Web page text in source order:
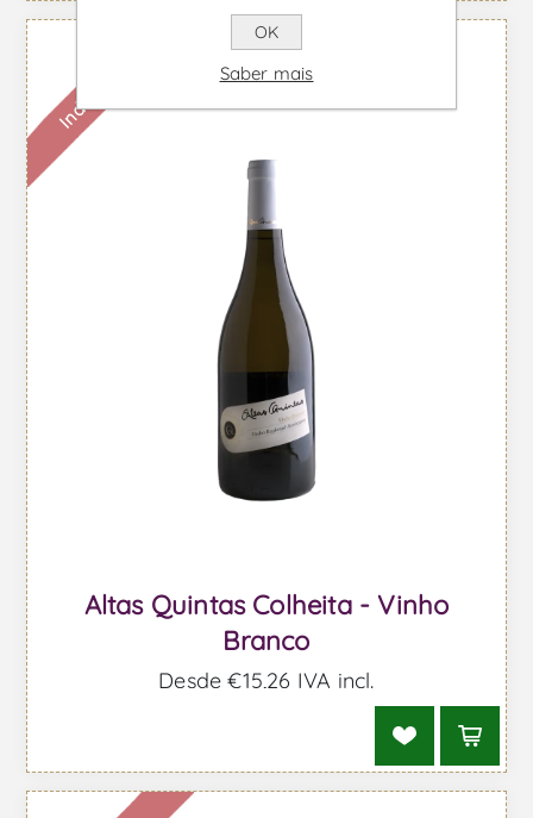
Indisponível
Altas Quintas Colheita - Vinho
Branco
Desde €15,26 IVA incl.
OK
Saber mais